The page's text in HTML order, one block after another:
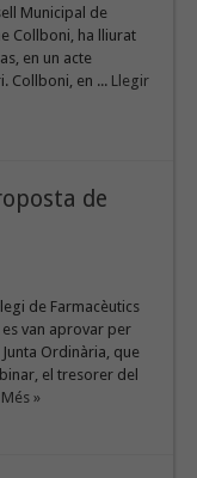
Municipal de
Collboni, ha lliurat
en un acte
Collboni, en ... Llegir
de
de Farmacèutics
es van aprovar per
Ordinària, que
el tresorer del
»